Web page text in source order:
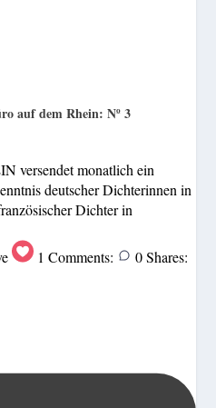
auf dem Rhein: Nº 3
versendet monatlich ein
deutscher Dichterinnen in
Dichter in
1 Comments: 0 Shares: